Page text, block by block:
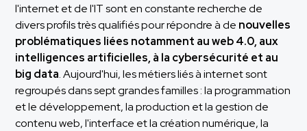
l'internet et de l'IT sont en constante recherche de
divers profils très qualifiés pour répondre à de nouvelles
problématiques liées notamment au web 4.0, aux
intelligences artificielles, à la cybersécurité et au
big data. Aujourd'hui, les métiers liés à internet sont
regroupés dans sept grandes familles : la programmation
et le développement, la production et la gestion de
contenu web, l'interface et la création numérique, la